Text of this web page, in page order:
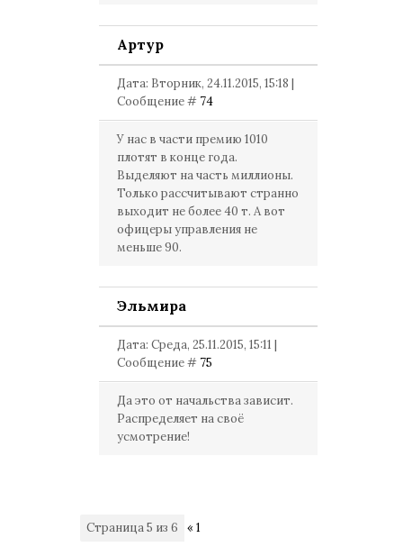
Артур
Дата: Вторник, 24.11.2015, 15:18 |
Сообщение # 74
У нас в части премию 1010
плотят в конце года.
Выделяют на часть миллионы.
Только рассчитывают странно
выходит не более 40 т. А вот
офицеры управления не
меньше 90.
Эльмира
Дата: Среда, 25.11.2015, 15:11 |
Сообщение # 75
Да это от начальства зависит.
Распределяет на своё
усмотрение!
Страница5 из 6 « 1